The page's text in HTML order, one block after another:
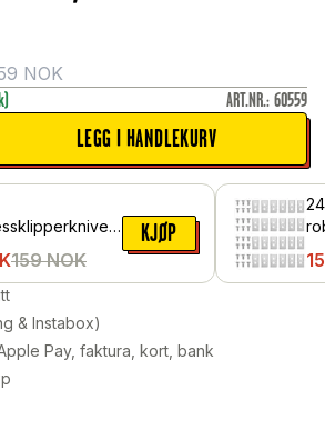
NOK
ART.NR.: 60559
LEGG I HANDLEKURV
159 NOK
KJØP
& Instabox)
Pay, faktura, kort, bank